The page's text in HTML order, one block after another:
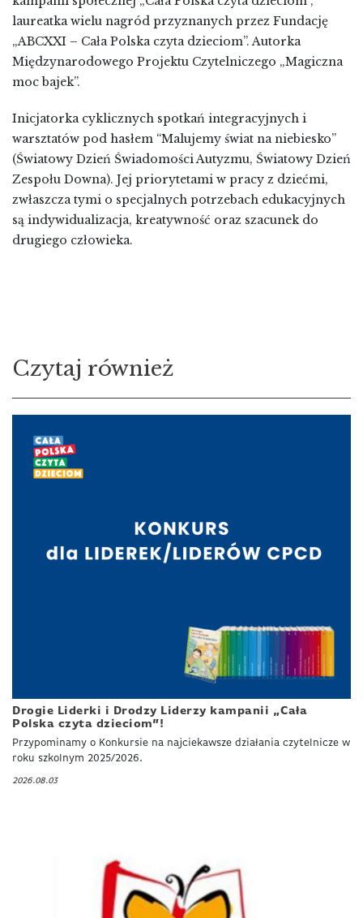
laureatka wielu nagród przyznanych przez Fundację
„ABCXXI – Cała Polska czyta dzieciom”. Autorka
Międzynarodowego Projektu Czytelniczego „Magiczna
moc bajek”.
Inicjatorka cyklicznych spotkań integracyjnych i
warsztatów pod hasłem “Malujemy świat na niebiesko”
(Światowy Dzień Świadomości Autyzmu, Światowy Dzień
Zespołu Downa). Jej priorytetami w pracy z dziećmi,
zwłaszcza tymi o specjalnych potrzebach edukacyjnych
są indywidualizacja, kreatywność oraz szacunek do
drugiego człowieka.
Czytaj również
Drogie Liderki i Drodzy Liderzy kampanii „Cała
Polska czyta dzieciom”!
Przypominamy o Konkursie na najciekawsze działania czytelnicze w
roku szkolnym 2025/2026.
2026.08.03